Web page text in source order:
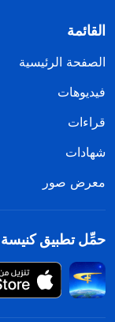
القائمة
الصفحة الرئيسية
فيديوهات
قراءات
شهادات
معرض صور
حمِّل تطبيق كنيسة